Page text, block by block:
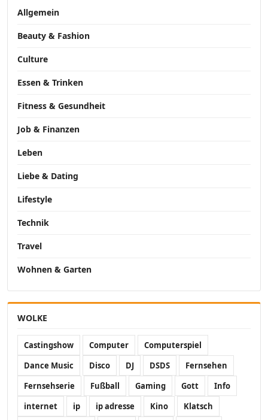
Allgemein
Beauty & Fashion
Culture
Essen & Trinken
Fitness & Gesundheit
Job & Finanzen
Leben
Liebe & Dating
Lifestyle
Technik
Travel
Wohnen & Garten
WOLKE
Castingshow Computer
Computerspiel
Dance Music
Disco DJ DSDS
Fernsehen
Fernsehserie
Fußball Gaming Gott
Info
internet
ip ip adresse Kino
Klatsch